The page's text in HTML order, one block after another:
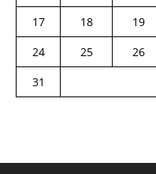
17
18 19
24
25 26
31